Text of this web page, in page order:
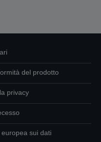
del prodotto
privacy
sui dati